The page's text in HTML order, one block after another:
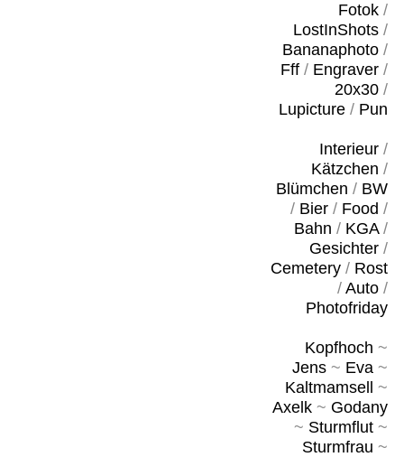
Fotok/
LostInShots/
Bananaphoto/
Fff/ Engraver/
20x30/
Lupicture/ Pun
Interieur/
Kätzchen /
Blümchen / BW
/ Bier/ Food /
Bahn / KGA/
Gesichter/
Cemetery/ Rost
/ Auto/
Photofriday
Kopfhoch ~
Jens~ Eva~
Kaltmamsell
~
Axelk~ Godany
~ Sturmflut~
Sturmfrau ~